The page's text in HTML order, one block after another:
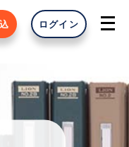
ログイン